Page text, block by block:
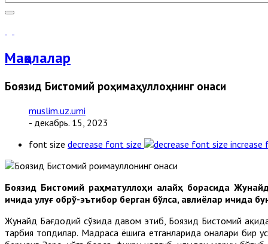
Мақолалар
Боязид Бистомий роҳимаҳуллоҳнинг онаси
muslim.uz.umi
- декабрь. 15, 2023
font size decrease font size increase
Боязид Бистомий раҳматуллоҳи алайҳ борасида
ичида улуғ обрў-эътибор берган бўлса, авлиёлар ичида
Жунайд Бағдодий сўзида давом этиб, Боязид Бистомий
тарбия топдилар. Мадраса ёшига етганларида оналари бир